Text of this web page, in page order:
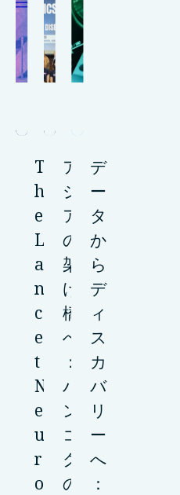
T
h
e
L
a
n
c
e
t
N
e
u
r
o
ア
ジ
ア
の
架
け
橋
へ
：
バ
ン
コ
ク
の
デ
ー
タ
か
ら
デ
ィ
ス
カ
バ
リ
ー
へ
：